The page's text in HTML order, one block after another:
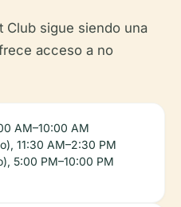
Club sigue siendo una
acceso a no
AM–10:00 AM
11:30 AM–2:30 PM
5:00 PM–10:00 PM